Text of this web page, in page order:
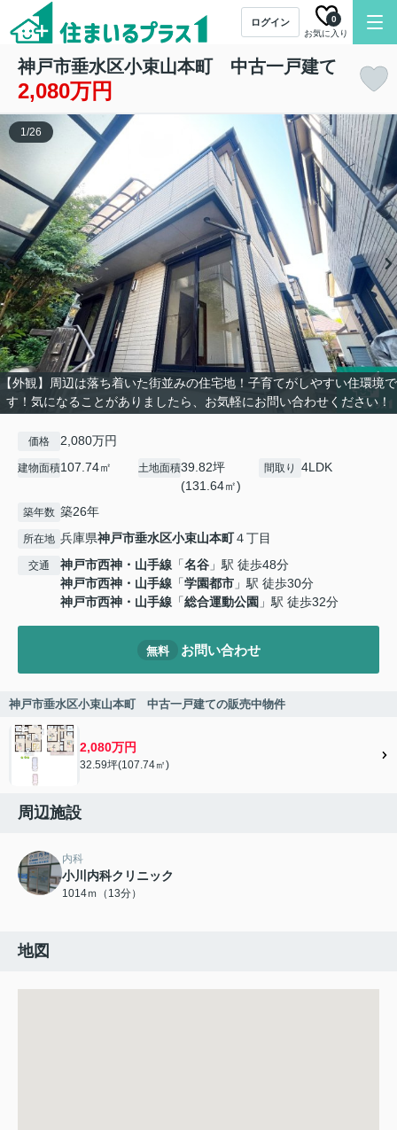
ログイン
お気に入り
0
神戸市垂水区小束山本町 中古一戸建て
2,080万円
【外観】周辺は落ち着いた街並みの住宅地！子育てがしやすい住環境で
す！気になることがありましたら、お気軽にお問い合わせください！
1/26
価格 2,080万円
建物面積107.74㎡ 土地面積39.82坪
(131.64㎡)
間取り 4LDK
築年数 築26年
所在地 兵庫県神戸市垂水区小束山本町４丁目
交通 神戸市西神・山手線 「名谷 」駅 徒歩48分
神戸市西神・山手線 「学園都市 」駅 徒歩30分
神戸市西神・山手線 「総合運動公園 」駅 徒歩32分
無料 お問い合わせ
神戸市垂水区小束山本町 中古一戸建ての販売中物件
2,080万円
32.59坪(107.74㎡)
周辺施設
内科
小川内科クリニック
1014ｍ（13分）
地図